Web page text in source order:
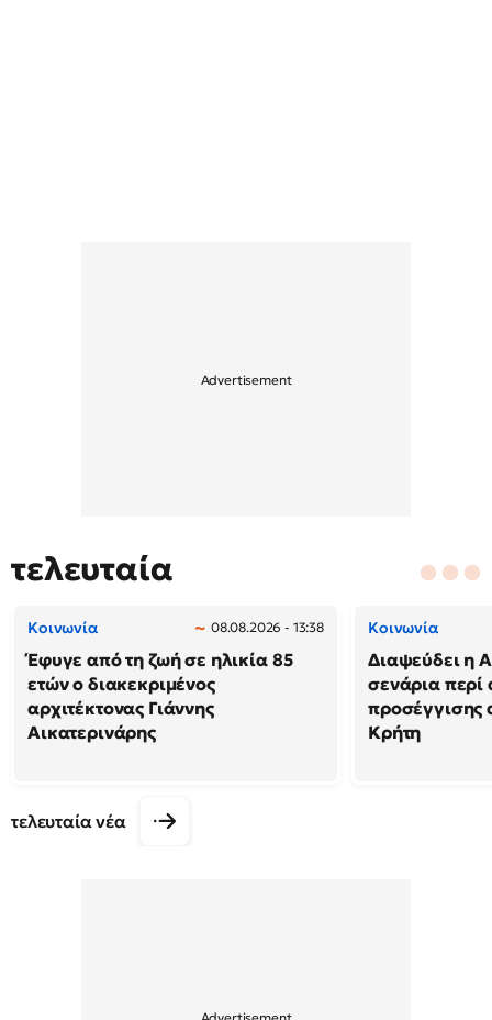
τελευταία
Κοινωνία 08.08.2026 - 13:38
Έφυγε από τη ζωή σε ηλικία 85
ετών ο διακεκριμένος
αρχιτέκτονας Γιάννης
Αικατερινάρης
Κοινωνία
Διαψεύδει η
σενάρια περί
προσέγγισης
Κρήτη
τελευταία νέα